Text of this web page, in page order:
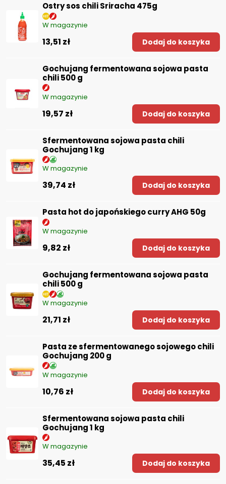
Ostry sos chili Sriracha 475g
W magazynie
13,51 zł Dodaj do koszyka
Gochujang fermentowana sojowa pasta
chili 500 g
W magazynie
19,57 zł Dodaj do koszyka
Sfermentowana sojowa pasta chili
Gochujang 1 kg
W magazynie
39,74 zł Dodaj do koszyka
Pasta hot do japońskiego curry AHG 50g
W magazynie
9,82 zł Dodaj do koszyka
Gochujang fermentowana sojowa pasta
chili 500 g
W magazynie
21,71 zł Dodaj do koszyka
Pasta ze sfermentowanego sojowego chili
Gochujang 200 g
W magazynie
10,76 zł Dodaj do koszyka
Sfermentowana sojowa pasta chili
Gochujang 1 kg
W magazynie
35,45 zł Dodaj do koszyka